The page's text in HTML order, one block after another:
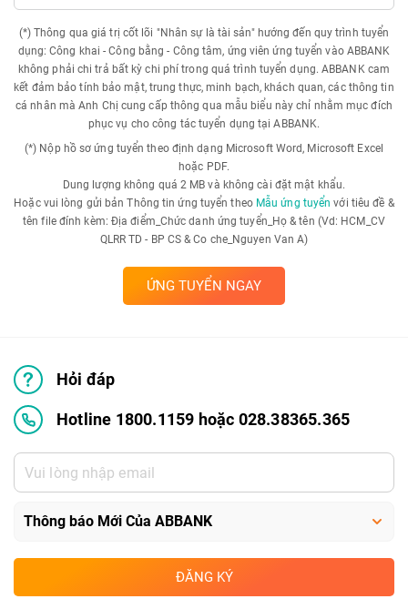
(*) Thông qua giá trị cốt lõi "Nhân sự là tài sản" hướng đến quy trình tuyển
dụng: Công khai - Công bằng - Công tâm, ứng viên ứng tuyển vào ABBANK
không phải chi trả bất kỳ chi phí trong quá trình tuyển dụng. ABBANK cam
kết đảm bảo tính bảo mật, trung thực, minh bạch, khách quan, các thông tin
cá nhân mà Anh Chị cung cấp thông qua mẫu biểu này chỉ nhằm mục đích
phục vụ cho công tác tuyển dụng tại ABBANK.
(*) Nộp hồ sơ ứng tuyển theo định dạng Microsoft Word, Microsoft Excel
hoặc PDF.
Dung lượng không quá 2 MB và không cài đặt mật khẩu.
Hoặc vui lòng gửi bản Thông tin ứng tuyển theo Mẫu ứng tuyển với tiêu đề &
tên file đính kèm: Địa điểm_Chức danh ứng tuyển_Họ & tên (Vd: HCM_CV
QLRR TD - BP CS & Co che_Nguyen Van A)
ỨNG TUYỂN NGAY
Hỏi đáp
Hotline 1800.1159 hoặc 028.38365.365
ĐĂNG KÝ